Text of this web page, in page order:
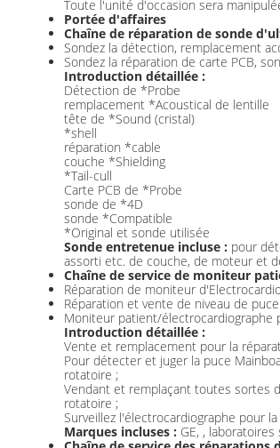
Toute l'unité d'occasion sera
Portée d'affaires
Chaîne de réparation de sonde
Sondez la détection, remplacement
Sondez la réparation de carte PCB,
Introduction détaillée :
Détection de *Probe
remplacement *Acoustical de lentille
tête de *Sound (cristal)
*shell
réparation *cable
couche *Shielding
*Tail-cull
Carte PCB de *Probe
sonde de *4D
sonde *Compatible
*Original et sonde utilisée
Sonde entretenue incluse : pour
assorti etc. de couche, de moteur et
Chaîne de service de moniteur
Réparation de moniteur
Réparation et vente de niveau de
Moniteur patient/électrocardiographe
Introduction détaillée :
Vente et remplacement pour la
Pour détecter et juger la puce
rotatoire ;
Vendant et remplaçant toutes sortes
rotatoire ;
Surveillez l'électrocardiographe pour
Marques incluses : GE, , laboratoires